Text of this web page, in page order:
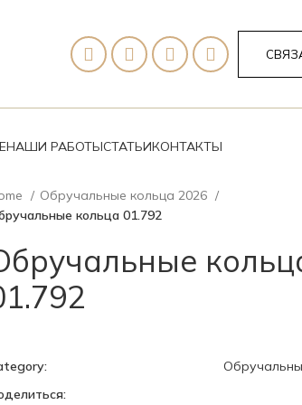
НАШИ РАБОТЫСТАТЬИКОНТАКТЫ
Обручальные кольца 2026
кольца 01.792